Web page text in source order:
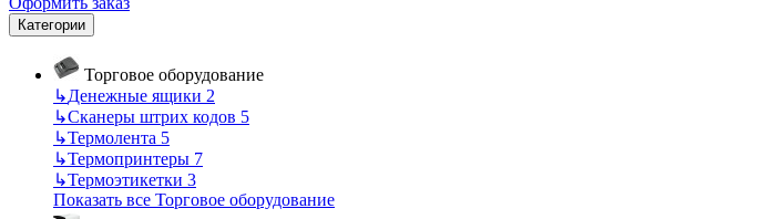
Категории
Торговое оборудование
↳Денежные ящики 2
↳Сканеры штрих кодов 5
↳Термолента 5
↳Термопринтеры 7
↳Термоэтикетки 3
Показать все Торговое оборудование